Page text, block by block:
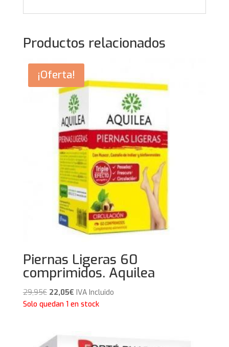
Productos relacionados
¡Oferta!
Piernas Ligeras 60
comprimidos. Aquilea
29,95€ El
precio
29,95€.
22,05€El
precio
22,05€.
IVA Incluido
Solo quedan 1 en stock